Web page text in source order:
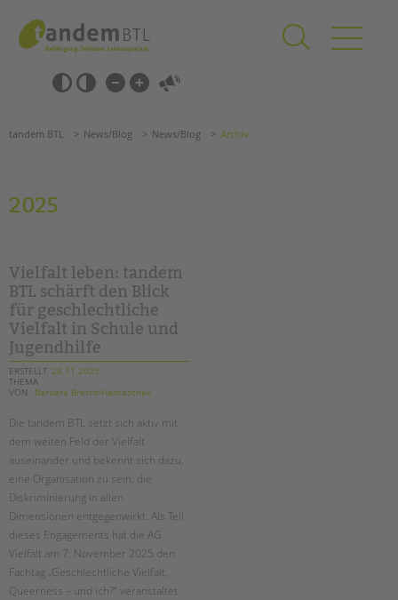
springen
Barrierefrei-
Einstellungen
überspringen
überspringen
Förderzentren
Kollegs
EFöB
Schulbezogene Sozialarbeit
Tagesgruppen
HILFEN ZUR ERZIEHUNG
EINGLIEDERUNGSHILFE
BETREUTES WOHNEN
TANDEM BTL AKADEMIE
Zertfikatskurse
Seminarkalender
Seminarräume
Suchen
tandem BTL News/Blog News/Blog Archiv
2025
Vielfalt leben: tandem
BTL schärft den Blick
für geschlechtliche
Vielfalt in Schule und
Jugendhilfe
ERSTELLT 28.11.2025
THEMA
VON
Barbara Brecht-Hadraschek
Die tandem BTL setzt sich aktiv mit
dem weiten Feld der Vielfalt
auseinander und bekennt sich dazu,
eine Organisation zu sein, die
Diskriminierung in allen
Dimensionen entgegenwirkt. Als Teil
dieses Engagements hat die AG
Vielfalt am 7. November 2025 den
Fachtag „Geschlechtliche Vielfalt,
Queerness – und ich?“ veranstaltet.